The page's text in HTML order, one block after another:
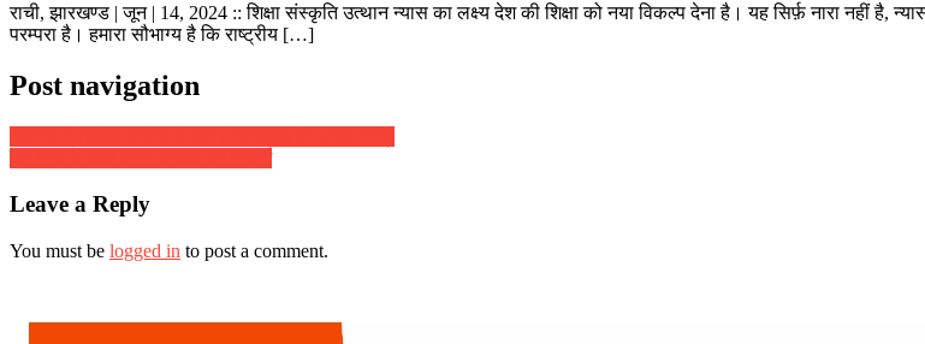
राची, झारखण्ड | जून | 14, 2024 :: शिक्षा संस्कृति उत्थान न्यास का लक्ष्य देश की शिक्षा को नया विकल्प देना है। यह सिर्फ़ नारा नहीं है,
परम्परा है। हमारा सौभाग्य है कि राष्ट्रीय […]
Post navigation
Leave a Reply
You must be logged in to post a comment.